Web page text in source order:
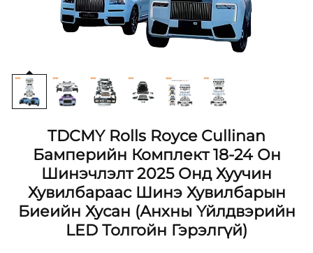
TDCMY Rolls Royce Cullinan
Бамперийн Комплект 18-24 Он
Шинэчлэлт 2025 Онд Хуучин
Хувилбараас Шинэ Хувилбарын
Биеийн Хусан (анхны Үйлдвэрийн
LED Толгойн Гэрэлгүй)